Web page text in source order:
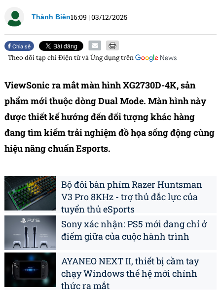
Thành Biên16:09 |03/12/2025
Chia sẻ
Theo dõi tạp chíĐiện tử và Ứng dụngtrên
ViewSonic ra mắt màn hình XG2730D-4K, sản
phẩm mới thuộc dòng Dual Mode. Màn hình này
được thiết kế hướng đến đối tượng khác hàng
đang tìm kiếm trải nghiệm đồ họa sống động cùng
hiệu năng chuẩn Esports.
Bộ đôi bàn phím Razer Huntsman
V3 Pro 8KHz - trợ thủ đắc lực của
tuyển thủ eSports
Sony xác nhận: PS5 mới đang chỉ ở
điểm giữa của cuộc hành trình
AYANEO NEXT II, thiết bị cầm tay
chạy Windows thế hệ mới chính
thức ra mắt